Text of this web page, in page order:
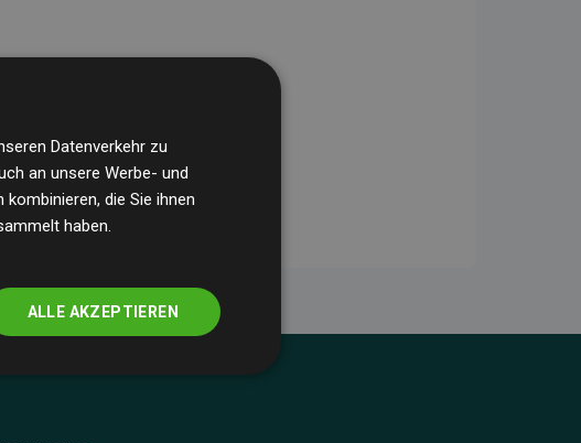
Datenverkehr zu
an unsere Werbe- und
die Sie ihnen
haben.
ALLE AKZEPTIEREN